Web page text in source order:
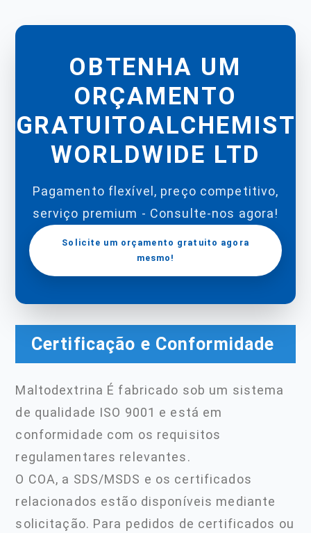
OBTENHA UM
ORÇAMENTO
GRATUITOALCHEMIST
WORLDWIDE LTD
Pagamento flexível, preço competitivo,
serviço premium - Consulte-nos agora!
Solicite um orçamento gratuito agora
mesmo!
Certificação e Conformidade
Maltodextrina É fabricado sob um sistema
de qualidade ISO 9001 e está em
conformidade com os requisitos
regulamentares relevantes.
O COA, a SDS/MSDS e os certificados
relacionados estão disponíveis mediante
solicitação. Para pedidos de certificados ou